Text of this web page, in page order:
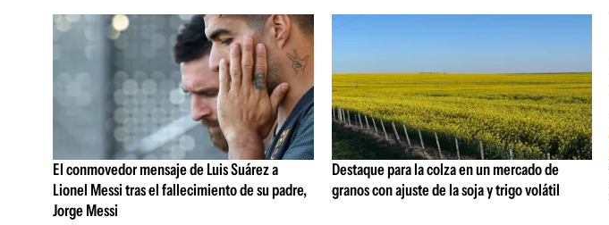
El conmovedor mensaje de Luis Suárez a
Lionel Messi tras el fallecimiento de su padre,
Jorge Messi
Destaque para la colza en un mercado de
granos con ajuste de la soja y trigo volátil